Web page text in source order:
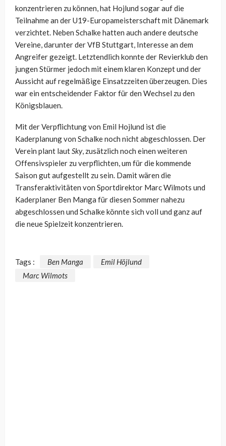
konzentrieren zu können, hat Hojlund sogar auf die
Teilnahme an der U19-Europameisterschaft mit Dänemark
verzichtet. Neben Schalke hatten auch andere deutsche
Vereine, darunter der VfB Stuttgart, Interesse an dem
Angreifer gezeigt. Letztendlich konnte der Revierklub den
jungen Stürmer jedoch mit einem klaren Konzept und der
Aussicht auf regelmäßige Einsatzzeiten überzeugen. Dies
war ein entscheidender Faktor für den Wechsel zu den
Königsblauen.
Mit der Verpflichtung von Emil Hojlund ist die
Kaderplanung von Schalke noch nicht abgeschlossen. Der
Verein plant lautSky, zusätzlich noch einen weiteren
Offensivspieler zu verpflichten, um für die kommende
Saison gut aufgestellt zu sein. Damit wären die
Transferaktivitäten von Sportdirektor Marc Wilmots und
Kaderplaner Ben Manga für diesen Sommer nahezu
abgeschlossen und Schalke könnte sich voll und ganz auf
die neue Spielzeit konzentrieren.
Tags : Ben Manga
Emil Höjlund
Marc Wilmots